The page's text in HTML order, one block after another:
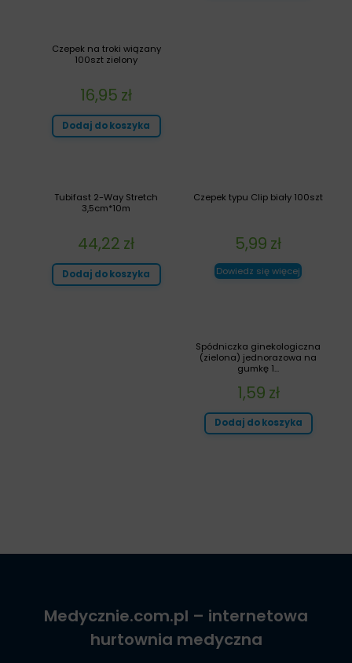
Czepek na troki wiązany
100szt zielony
16,95 zł
Dodaj do koszyka
Czepek typu Clip biały 100szt
5,99 zł
Dowiedz się więcej
Tubifast 2-Way Stretch
3,5cm*10m
44,22 zł
Dodaj do koszyka
Spódniczka ginekologiczna
(zielona) jednorazowa na
gumkę 1...
1,59 zł
Dodaj do koszyka
Medycznie.com.pl – internetowa
hurtownia medyczna